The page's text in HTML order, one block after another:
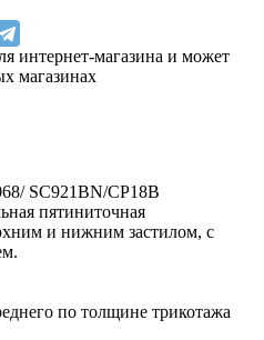
интернет-магазина и может
магазинах
SC921BN/CP18B
пятиниточная
и нижним застилом, с
по толщине трикотажа